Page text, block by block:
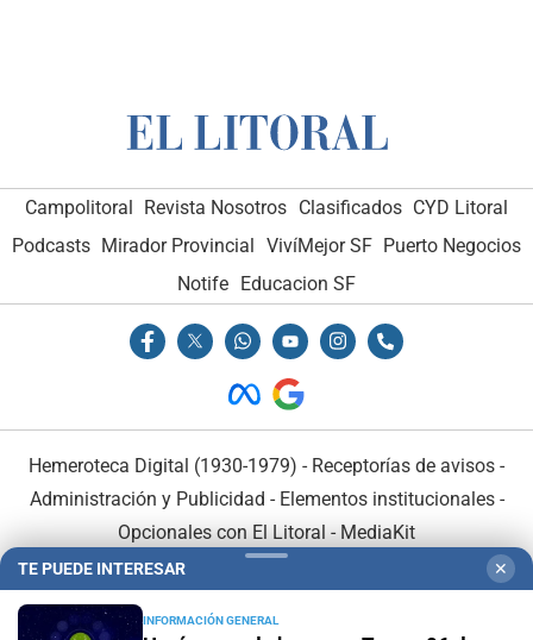
Campolitoral Revista Nosotros Clasificados CYD Litoral
Podcasts Mirador Provincial VivíMejor SF Puerto Negocios
Notife Educacion SF
Hemeroteca Digital (1930-1979) - Receptorías de avisos -
Administración y Publicidad - Elementos institucionales-
Opcionales con El Litoral - MediaKit
TE PUEDE INTERESAR ✕
INFORMACIÓN GENERAL